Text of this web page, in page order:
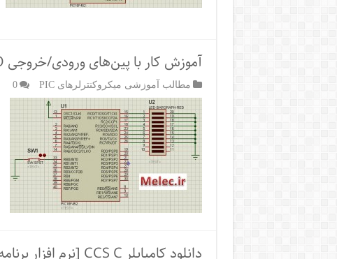
آموزش کار با پین‌های ورودی/خروجی I/O در PIC و کامپایلر CCS C
مطالب آموزشی میکروکنترلرهای PIC 0
دانلود کامپایلر CCS C [نرم افزار برنامه نویسی میکروکنترلرهایPIC]